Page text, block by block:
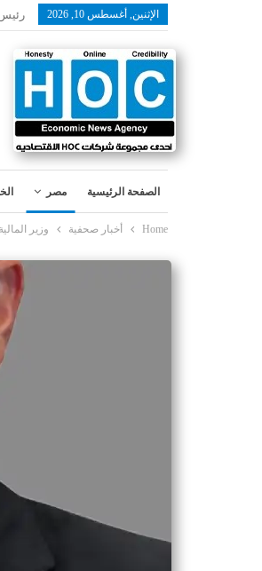
الإثنين, أغسطس 10, 2026
الصفحة الرئيسية مصر
Home أخبار صحفية وزير